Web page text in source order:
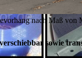
nach Maß von
sowie